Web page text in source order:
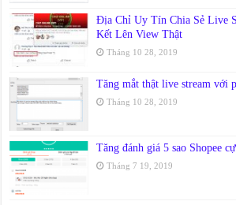
Địa Chỉ Uy Tín Chia Sẻ Live
Kết Lên View Thật
Tháng 10 28, 2019
Tăng mắt thật live stream với
Tháng 10 28, 2019
Tăng đánh giá 5 sao Shopee
Tháng 7 19, 2019